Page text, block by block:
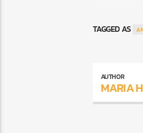
TAGGED AS
AUTHOR
MARIA